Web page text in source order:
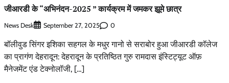
जीआरडी के “अभिनंदन-2025 ” कार्यक्रम में जमकर झूमे छात्र
News Desk September 27, 2025 0
बॉलीवुड सिंगर इशिका सहगल के मधुर गानो से सराबोर हुआ जीआरडी कॉलेज
का प्रागंण देहरादून: देहरादून के प्रतिष्ठित गुरु रामदास इंस्टिट्यूट ऑफ़
मैनेजमेंट एंड टेक्नोलॉजी, […]